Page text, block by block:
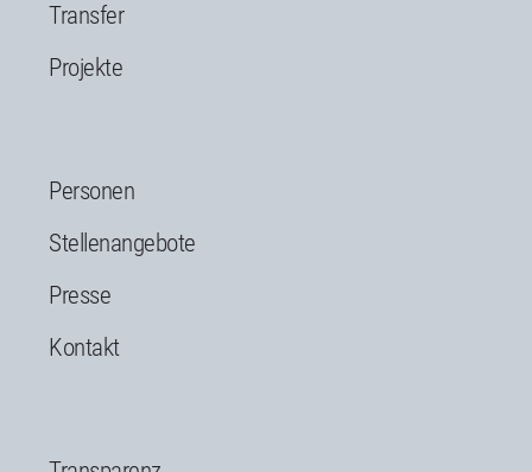
Transfer
Projekte
Personen
Stellenangebote
Presse
Kontakt